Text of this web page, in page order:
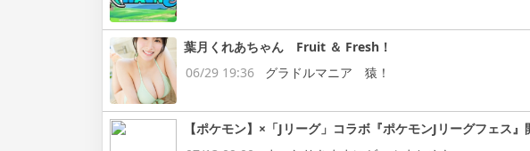
葉月くれあちゃん Fruit ＆ Fresh！
06/29 19:36
グラドルマニア 猿！
【ポケモン】×「Jリーグ」コラボ『ポケモンJリーグフェス